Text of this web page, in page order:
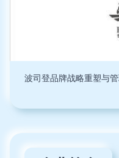
波司登品牌战略重塑与